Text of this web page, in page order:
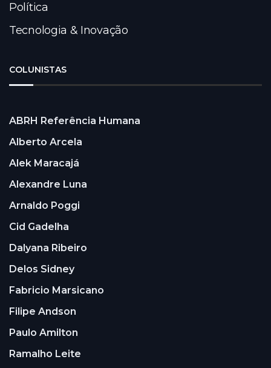
Política
Tecnologia & Inovação
COLUNISTAS
ABRH Referência Humana
Alberto Arcela
Alek Maracajá
Alexandre Luna
Arnaldo Poggi
Cid Gadelha
Dalyana Ribeiro
Delos Sidney
Fabricio Marsicano
Filipe Andson
Paulo Amilton
Ramalho Leite